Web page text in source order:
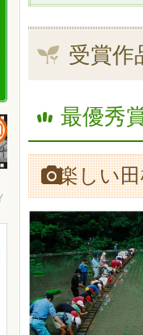
受賞作
最優秀
楽しい